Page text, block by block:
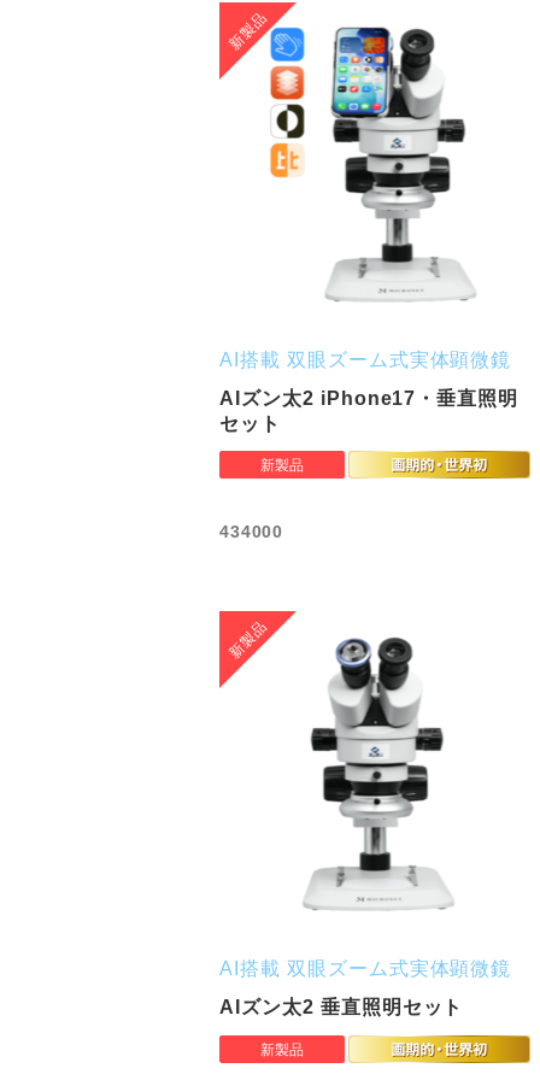
AI搭載 双眼ズーム式実体顕微鏡
AIズン太2 iPhone17・垂直照明
セット
434000
AI搭載 双眼ズーム式実体顕微鏡
AIズン太2 垂直照明セット